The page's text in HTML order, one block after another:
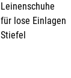
Leinenschuhe
für lose Einlagen
Stiefel